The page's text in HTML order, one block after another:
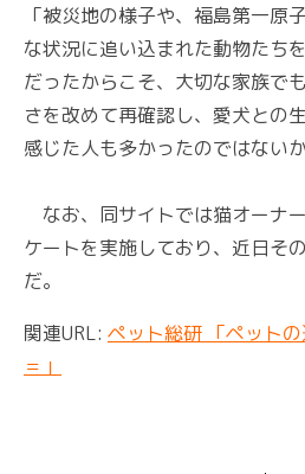
「被災地の様子や、福島第一原
な状況に追い込まれた動物たち
だったからこそ、大切な家族で
さを改めて再確認し、愛犬との
感じた人も多かったのではない
なお、同サイトでは猫オーナ
ケートを実施しており、近日そ
だ。
関連URL: ペット総研 「ペット
＝」